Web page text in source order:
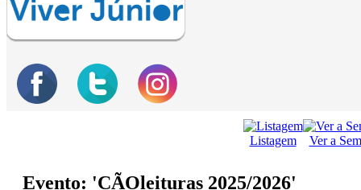
Listagem Ver a
Evento: 'CÃOleituras 2025/2026'